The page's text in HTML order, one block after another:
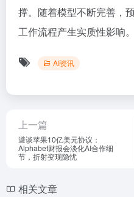
撑。随着模型不断完善，
工作流程产生实质性影响。
AI资讯
上一篇
避谈苹果10亿美元协议：
Alphabet财报会淡化AI合作细
节，折射变现隐忧
相关文章